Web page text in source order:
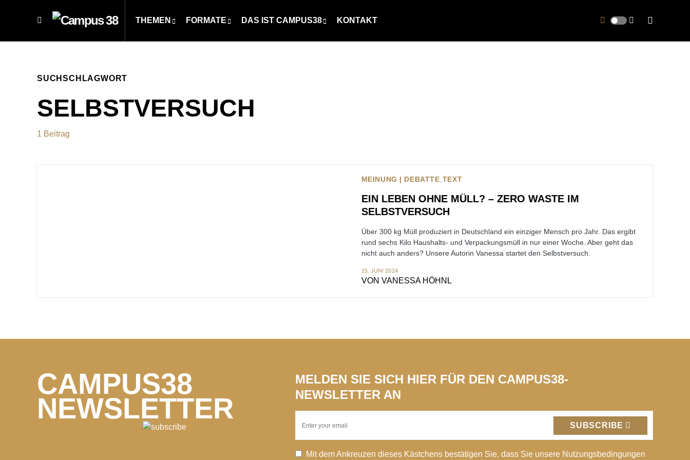
THEMEN FORMATE DAS IST CAMPUS38 KONTAKT
SUCHSCHLAGWORT
SELBSTVERSUCH
1 Beitrag
MEINUNG | DEBATTE TEXT
EIN LEBEN OHNE MÜLL? – ZERO WASTE IM
SELBSTVERSUCH
Über 300 kg Müll produziert in Deutschland ein einziger Mensch pro Jahr. Das ergibt
rund sechs Kilo Haushalts- und Verpackungsmüll in nur einer Woche. Aber geht das
nicht auch anders? Unsere Autorin Vanessa startet den Selbstversuch.
25. JUNI 2024
VON VANESSA HÖHNL
CAMPUS38
NEWSLETTER
MELDEN SIE SICH HIER FÜR DEN CAMPUS38-
NEWSLETTER AN
SUBSCRIBE
Mit dem Ankreuzen dieses Kästchens bestätigen Sie, dass Sie unsere Nutzungsbedingungen